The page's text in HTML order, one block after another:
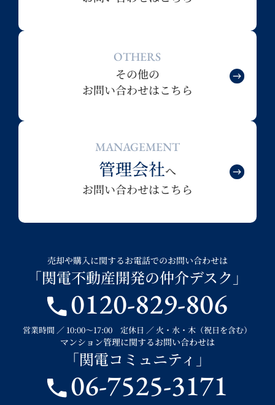
OTHERS
その他の
お問い合わせはこちら
MANAGEMENT
管理会社へ
お問い合わせはこちら
売却や購入に関するお電話でのお問い合わせは
「関電不動産開発の仲介デスク」
0120-829-806
営業時間 ／ 10:00～17:00 定休日 ／ 火・水・木（祝日を含む）
マンション管理に関するお問い合わせは
「関電コミュニティ」
06-7525-3171